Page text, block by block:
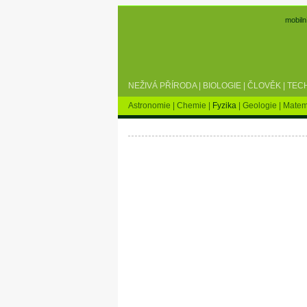
NEŽIVÁ PŘÍRODA| BIOLOGIE | ČLOVĚK |
Astronomie | Chemie | Fyzika | Geologie |